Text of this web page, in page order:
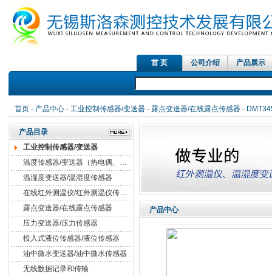
首 页 公司介绍 产品展示
首页- 产品中心- 工业控制传感器/变送器- 露点变送器/在线露点传感器-
产品目录
工业控制传感器/变送器
温度传感器/变送器（热电偶、热电阻）
温湿度变送器/温湿度传感器
在线红外测温仪/红外测温仪传感器
露点变送器/在线露点传感器
压力变送器/压力传感器
投入式液位传感器/液位传感器
油中微水变送器/油中微水传感器
无线数据记录和传输
产品中心